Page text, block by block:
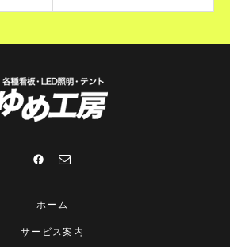
ホーム
サービス案内